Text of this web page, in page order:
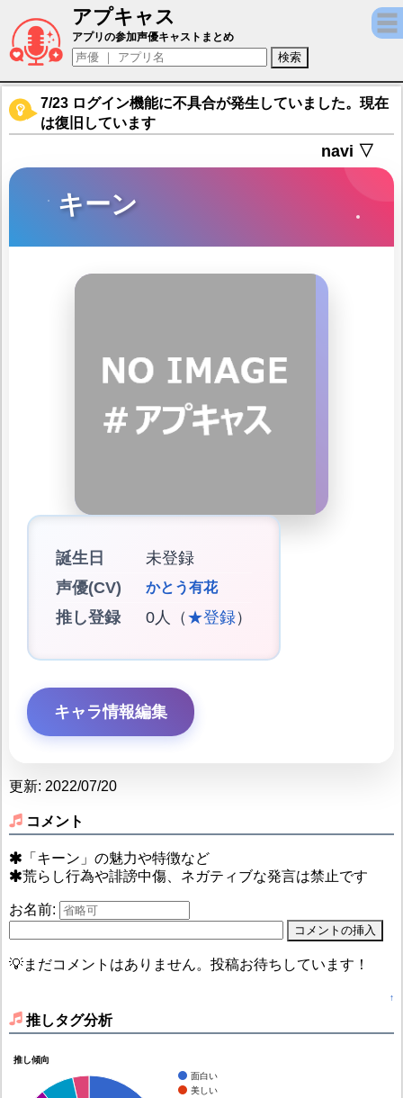
アプキャス
キーン（声優：かとう有花)【シティダンク2
アプリの参加声優キャストまとめ
7/23 ログイン機能に不具合が発生していました。現在
は復旧しています
navi ▽
キーン
誕生日
未登録
声優(CV)
かとう有花
推し登録 0人（ ★登録）
キャラ情報編集
更新: 2022/07/20
コメント
「キーン」の魅力や特徴など
荒らし行為や誹謗中傷、ネガティブな発言は禁止です
お名前:
💡まだコメントはありません。投稿お待ちしています！
↑
推しタグ分析
推し傾向
面白い
美しい